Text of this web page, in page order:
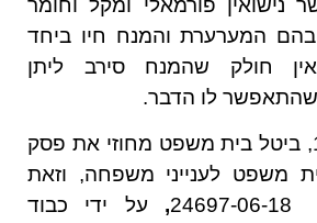
פורמאלי ומקל וחומר
המערערת והמנח חיו ביחד
חולק שהמנח סירב ליתן
לו הדבר.
17.04.2019, ביטל בית משפט מחוזי את פסק
משפט לענייני משפחה, וזאת
,
על ידי כבוד